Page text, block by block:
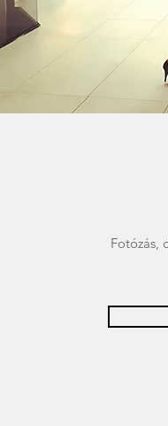
Fotózás,